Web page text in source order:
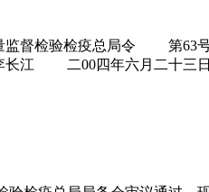
督检验检疫总局令 第63
长李长江 二00四年六月二